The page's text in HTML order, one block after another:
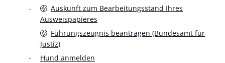
Auskunft zum Bearbeitungsstand Ihres
Ausweispapieres
Führungszeugnis beantragen (Bundesamt für
Justiz)
Hund anmelden